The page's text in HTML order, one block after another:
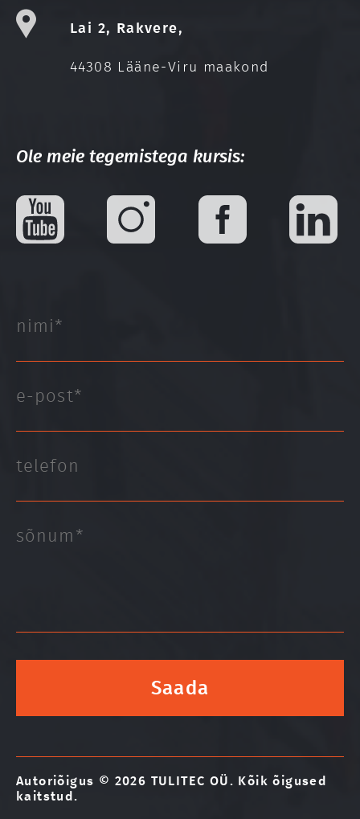
Lai 2, Rakvere,
44308 Lääne-Viru maakond
Ole meie tegemistega kursis:
Autoriõigus © 2026 TULITEC OÜ. Kõik õigused
kaitstud.